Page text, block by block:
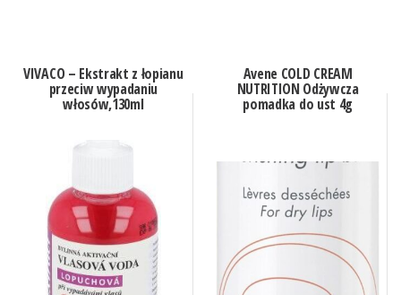
VIVACO – Ekstrakt z łopianu
przeciw wypadaniu
włosów,130ml
Avene COLD CREAM
NUTRITION Odżywcza
pomadka do ust 4g